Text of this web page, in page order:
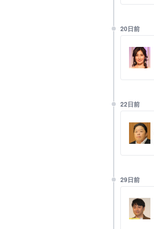
20日前
22日前
29日前